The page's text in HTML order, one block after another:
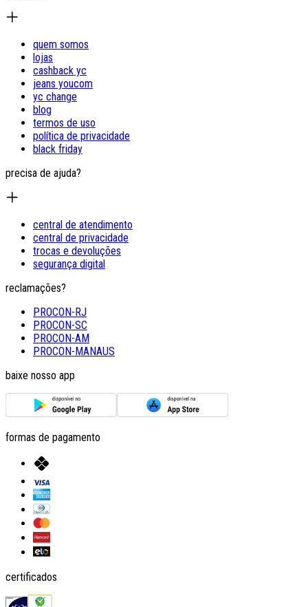
quem somos
lojas
cashback yc
jeans youcom
yc change
blog
termos de uso
política de privacidade
black friday
precisa de ajuda?
central de atendimento
central de privacidade
trocas e devoluções
segurança digital
reclamações?
PROCON-RJ
PROCON-SC
PROCON-AM
PROCON-MANAUS
baixe nosso app
formas de pagamento
certificados